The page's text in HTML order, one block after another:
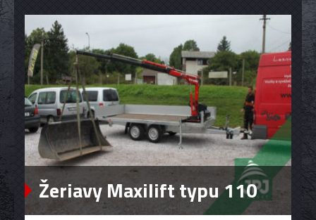
Žeriavy Maxilift typu 110